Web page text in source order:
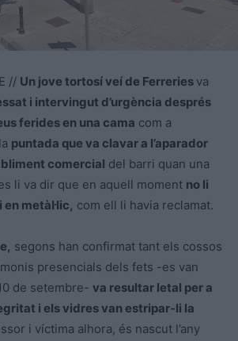
// Un jove tortosí veí de Ferreries va
i intervingut d’urgència després
ferides en una cama com a
puntada que va clavar a l’aparador
comercial del barri quan una
li va dir que en aquell moment no li
metàl·lic, com ell li havia reclamat.
segons han confirmat tant els cossos
presencials dels fets -es van
de setembre- va resultar letal per a
i els vidres van estripar-li la
i víctima alhora, és nascut l’any